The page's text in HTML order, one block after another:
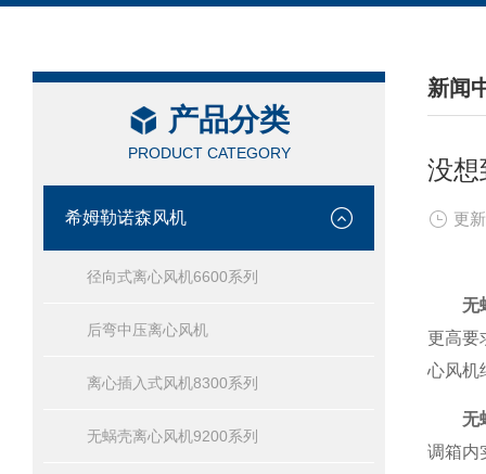
产品分类
PRODUCT CATEGORY
希姆勒诺森风机
径向式离心风机6600系列
后弯中压离心风机
离心插入式风机8300系列
无蜗壳离心风机9200系列
新闻
/
没想
更
无
更高要
心风机
无
调箱内